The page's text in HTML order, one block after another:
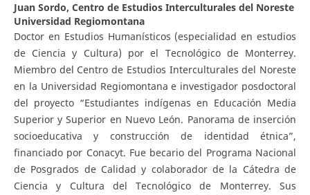
Juan Sordo, Centro de Estudios Interculturales del Noreste
Universidad Regiomontana
Doctor en Estudios Humanísticos (especialidad en estudios
de Ciencia y Cultura) por el Tecnológico de Monterrey.
Miembro del Centro de Estudios Interculturales del Noreste
en la Universidad Regiomontana e investigador posdoctoral
del proyecto “Estudiantes indígenas en Educación Media
Superior y Superior en Nuevo León. Panorama de inserción
socioeducativa y construcción de identidad étnica”,
financiado por Conacyt. Fue becario del Programa Nacional
de Posgrados de Calidad y colaborador de la Cátedra de
Ciencia y Cultura del Tecnológico de Monterrey. Sus